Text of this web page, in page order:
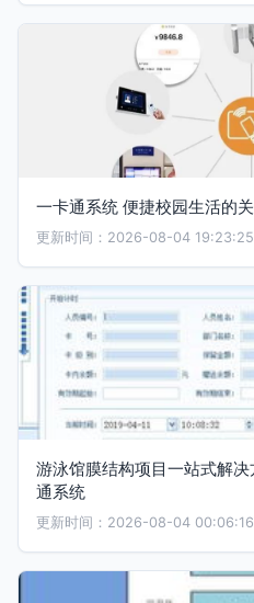
一卡通系统 便捷校园生活的
更新时间：2026-08-04 19:23:25
游泳馆膜结构项目一站式解
通系统
更新时间：2026-08-04 00:06:16